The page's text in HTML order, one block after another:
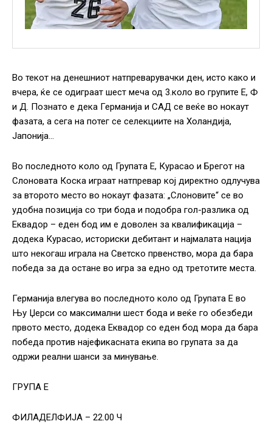
Во текот на денешниот натпреварувачки ден, исто како и
вчера, ќе се одиграат шест меча од 3.коло во групите Е, Ф
и Д. Познато е дека Германија и САД се веќе во нокаут
фазата, а сега на потег се селекциите на Холандија,
Јапонија…
Во последното коло од Групата Е, Курасао и Брегот на
Слоновата Коска играат натпревар кој директно одлучува
за второто место во нокаут фазата: „Слоновите“ се во
удобна позиција со три бода и подобра гол-разлика од
Еквадор – еден бод им е доволен за квалификација –
додека Курасао, историски дебитант и најмалата нација
што некогаш играла на Светско првенство, мора да бара
победа за да остане во игра за едно од третотите места.
Германија влегува во последното коло од Групата Е во
Њу Џерси со максимални шест бода и веќе го обезбеди
првото место, додека Еквадор со еден бод мора да бара
победа против најефикасната екипа во групата за да
одржи реални шанси за минување.
ГРУПА Е
ФИЛАДЕЛФИЈА – 22.00 Ч